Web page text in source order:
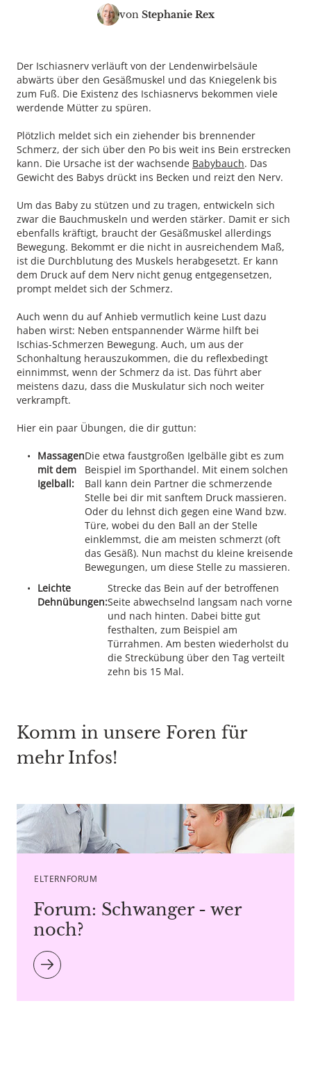
von Stephanie Rex
Der Ischiasnerv verläuft von der Lendenwirbelsäule
abwärts über den Gesäßmuskel und das Kniegelenk bis
zum Fuß. Die Existenz des Ischiasnervs bekommen viele
werdende Mütter zu spüren.
Plötzlich meldet sich ein ziehender bis brennender
Schmerz, der sich über den Po bis weit ins Bein erstrecken
kann. Die Ursache ist der wachsende Babybauch. Das
Gewicht des Babys drückt ins Becken und reizt den Nerv.
Um das Baby zu stützen und zu tragen, entwickeln sich
zwar die Bauchmuskeln und werden stärker. Damit er sich
ebenfalls kräftigt, braucht der Gesäßmuskel allerdings
Bewegung. Bekommt er die nicht in ausreichendem Maß,
ist die Durchblutung des Muskels herabgesetzt. Er kann
dem Druck auf dem Nerv nicht genug entgegensetzen,
prompt meldet sich der Schmerz.
Auch wenn du auf Anhieb vermutlich keine Lust dazu
haben wirst: Neben entspannender Wärme hilft bei
Ischias-Schmerzen Bewegung. Auch, um aus der
Schonhaltung herauszukommen, die du reflexbedingt
einnimmst, wenn der Schmerz da ist. Das führt aber
meistens dazu, dass die Muskulatur sich noch weiter
verkrampft.
Hier ein paar Übungen, die dir guttun:
Massagen
mit dem
Igelball:
Die etwa faustgroßen Igelbälle gibt es zum
Beispiel im Sporthandel. Mit einem solchen
Ball kann dein Partner die schmerzende
Stelle bei dir mit sanftem Druck massieren.
Oder du lehnst dich gegen eine Wand bzw.
Türe, wobei du den Ball an der Stelle
einklemmst, die am meisten schmerzt (oft
das Gesäß). Nun machst du kleine kreisende
Bewegungen, um diese Stelle zu massieren.
Leichte
Dehnübungen:
Strecke das Bein auf der betroffenen
Seite abwechselnd langsam nach vorne
und nach hinten. Dabei bitte gut
festhalten, zum Beispiel am
Türrahmen. Am besten wiederholst du
die Streckübung über den Tag verteilt
zehn bis 15 Mal.
Komm in unsere Foren für
mehr Infos!
Copyright agency stock.adobe.com
ELTERNFORUM
Forum: Schwanger - wer
noch?